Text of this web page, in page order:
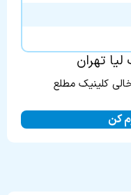
تهران
کلینیک مطلع
کن